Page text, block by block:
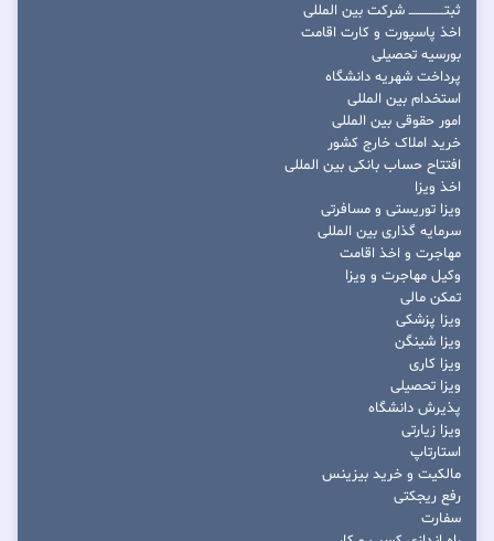
ثبتــــــــــــــــ شرکت بین المللی
اخذ پاسپورت و کارت اقامت
بورسیه تحصیلی
پرداخت شهریه دانشگاه
استخدام بین المللی
امور حقوقی بین المللی
خرید املاک خارج کشور
افتتاح حساب بانکی بین المللی
اخذ ویزا
ویزا توریستی و مسافرتی
سرمایه گذاری بین المللی
مهاجرت و اخذ اقامت
وکیل مهاجرت و ویزا
تمکن مالی
ویزا پزشکی
ویزا شینگن
ویزا کاری
ویزا تحصیلی
پذیرش دانشگاه
ویزا زیارتی
استارتاپ
مالکیت و خرید بیزینس
رفع ریجکتی
سفارت